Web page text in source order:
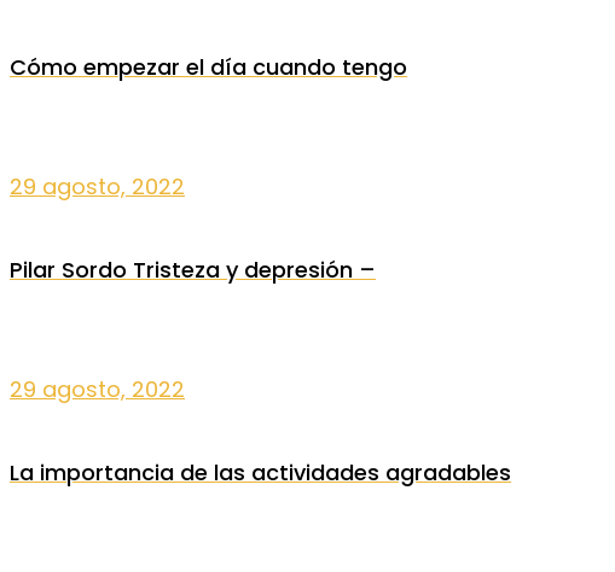
Cómo empezar el día cuando tengo
29 agosto, 2022
Pilar Sordo Tristeza y depresión –
29 agosto, 2022
La importancia de las actividades agradables